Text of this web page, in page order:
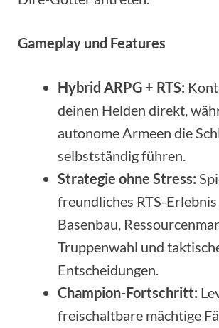
Gameplay und Features
Hybrid ARPG + RTS:
deinen Helden direkt,
autonome Armeen die
selbstständig führen.
Strategie ohne Stress:
freundliches RTS-
Basenbau,
Truppenwahl und
Entscheidungen.
Champion-Fortschritt:
freischaltbare mächtige